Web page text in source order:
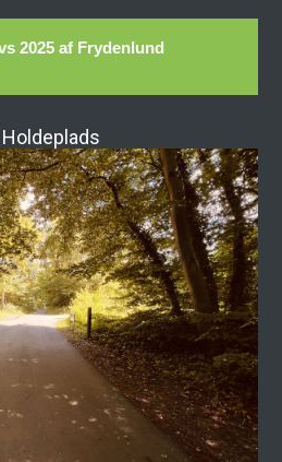
2025 af Frydenlund